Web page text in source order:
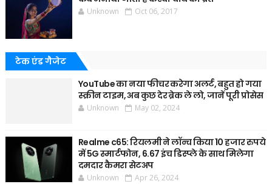
Unknown Oct 06, 2017
टेक एंड गैजेट
YouTube का नया फीचर करेगा अलर्ट, बहुत हो गया
स्क्रीन टाइम, अब कुछ देर ब्रेक ले लो, जानें पूरी प्रोसेस
Unknown May 02, 2024
Realme c65: रियलमी ने लॉन्च किया 10 हजार रुपये
में 5G स्मार्टफोन, 6.67 इंच डिस्प्ले के साथ मिलेगा
दमदार कैमरा सेटअप
Unknown Apr 26, 2024